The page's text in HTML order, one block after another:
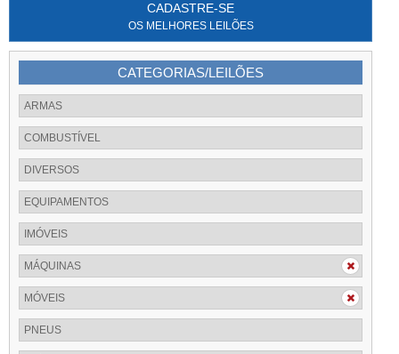
CADASTRE-SE
OS MELHORES LEILÕES
CATEGORIAS/LEILÕES
ARMAS
COMBUSTÍVEL
DIVERSOS
EQUIPAMENTOS
IMÓVEIS
MÁQUINAS
MÓVEIS
PNEUS